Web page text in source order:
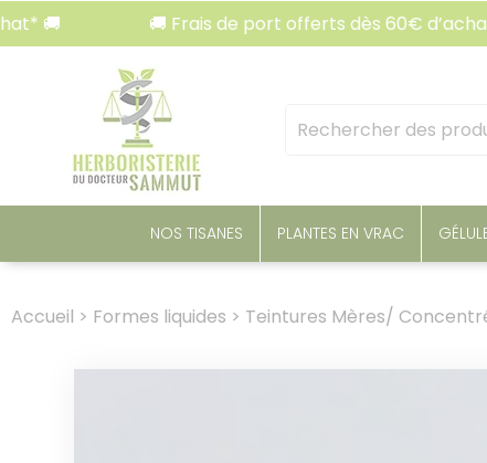
🚚 Frais de port offerts dès 60€ d’achat* 🚚
Mots
clés
NOS TISANES PLANTES EN VRAC
Accueil > Formes liquides > Teintures Mères/
Panneau de gestion des cookies